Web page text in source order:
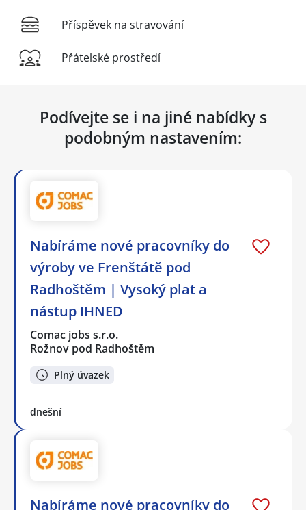
Příspěvek na stravování
Přátelské prostředí
Podívejte se i na jiné nabídky s
podobným nastavením:
Nabíráme nové pracovníky do
výroby ve Frenštátě pod
Radhoštěm | Vysoký plat a
nástup IHNED
Comac jobs s.r.o.
Rožnov pod Radhoštěm
Plný úvazek
dnešní
Nabíráme nové pracovníky do